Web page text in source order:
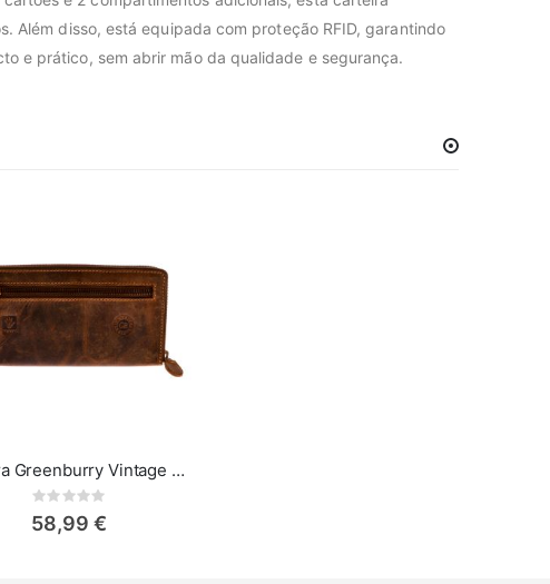
Além disso, está equipada com proteção RFID, garantindo
e prático, sem abrir mão da qualidade e segurança.
Carteira Greenburry Vintage de Couro com Zíper
Rating:
58,99 €